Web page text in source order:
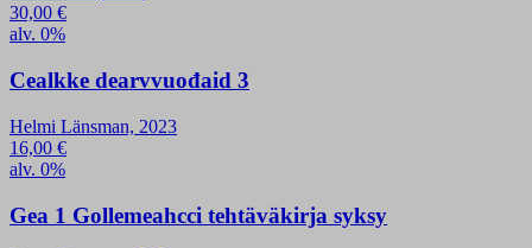
30,00 €
alv. 0%
Cealkke dearvvuođaid 3
Helmi Länsman, 2023
16,00 €
alv. 0%
Gea 1 Gollemeahcci tehtäväkirja syksy